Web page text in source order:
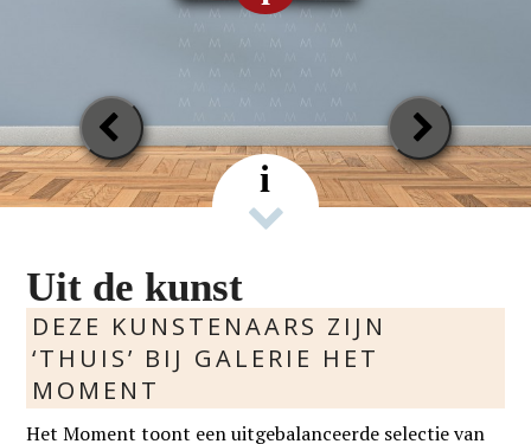
Previous
Slide
Next
Slide
i
Uit de kunst
DEZE KUNSTENAARS ZIJN
‘THUIS’ BIJ GALERIE HET
MOMENT
Het Moment toont een uitgebalanceerde selectie van